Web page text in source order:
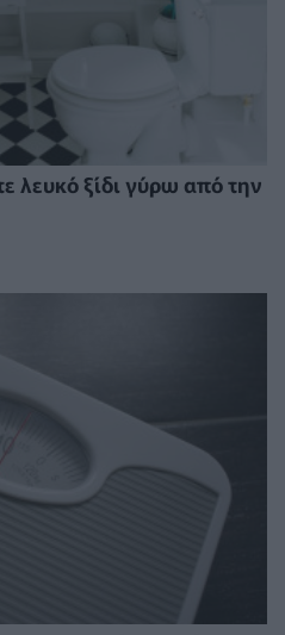
λευκό ξίδι γύρω από την